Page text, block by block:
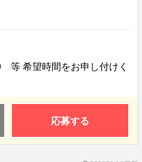
等 希望時間をお申し付けく
応募する